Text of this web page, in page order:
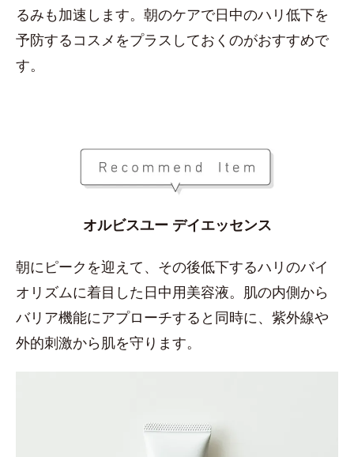
るみも加速します。朝のケアで日中のハリ低下を
予防するコスメをプラスしておくのがおすすめで
す。
オルビスユー デイエッセンス
朝にピークを迎えて、その後低下するハリのバイ
オリズムに着目した日中用美容液。肌の内側から
バリア機能にアプローチすると同時に、紫外線や
外的刺激から肌を守ります。